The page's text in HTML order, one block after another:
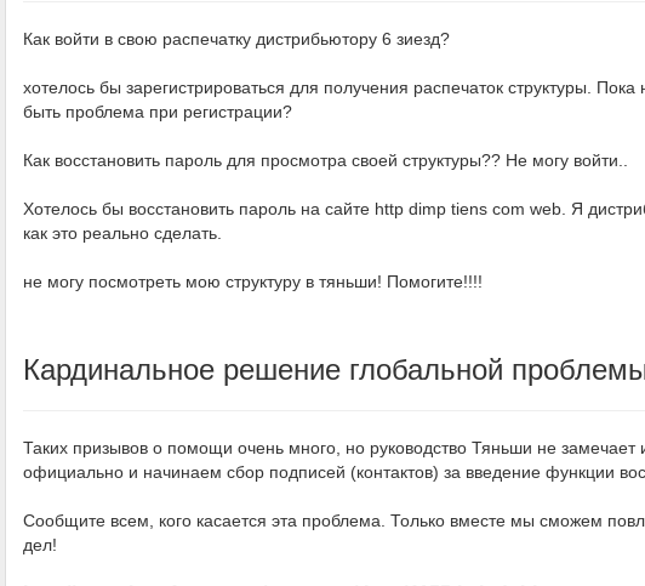
Как войти в свою распечатку дистрибьютору 6 зиезд?
хотелось бы зарегистрироваться для получения распечаток структуры.
быть проблема при регистрации?
Как восстановить пароль для просмотра своей структуры?? Не могу войти..
Хотелось бы восстановить пароль на сайте http dimp tiens com web. Я
как это реально сделать.
не могу посмотреть мою структуру в тяньши! Помогите!!!!
Кардинальное решение глобальной
Таких призывов о помощи очень много, но руководство Тяньши не замечает
официально и начинаем сбор подписей (контактов) за введение функции
Сообщите всем, кого касается эта проблема. Только вместе мы сможем
дел!